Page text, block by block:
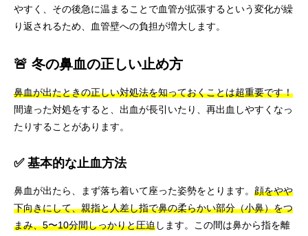
やすく、その後急に温まることで血管が拡張するという変化が繰
り返されるため、血管壁への負担が増大します。
🚨 冬の鼻血の正しい止め方
鼻血が出たときの正しい対処法を知っておくことは超重要です！
間違った対処をすると、出血が長引いたり、再出血しやすくなっ
たりすることがあります。
✅ 基本的な止血方法
鼻血が出たら、まず落ち着いて座った姿勢をとります。 顔をやや
下向きにして、親指と人差し指で鼻の柔らかい部分（小鼻）をつ
まみ、5〜10分間しっかりと圧迫します。この間は鼻から指を離